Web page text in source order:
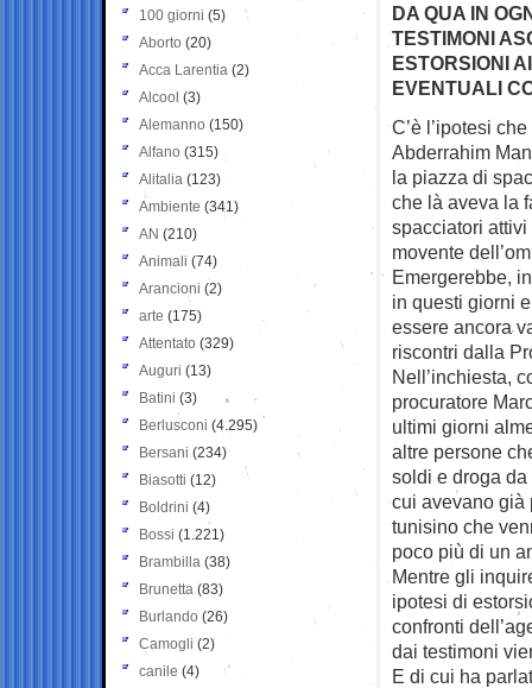
DA QUA IN
TESTIMONI
ESTORSIONI
EVENTUALI
C’è l’ipotesi
Abderrahim
la piazza di
che là aveva la
spacciatori
movente
Emergerebbe,
in questi giorni
essere ancora
riscontri dalla
Nell’inchiesta,
procuratore
ultimi giorni
altre persone
soldi e droga da
cui avevano già
tunisino che
poco più di un
Mentre gli
ipotesi di
confronti
dai testimoni
E di cui ha
100 giorni (5)
Aborto (20)
Acca Larentia (2)
Alcool (3)
Alemanno (150)
Alfano (315)
Alitalia (123)
Ambiente (341)
AN (210)
Animali (74)
Arancioni (2)
arte (175)
Attentato (329)
Auguri (13)
Batini (3)
Berlusconi (4.295)
Bersani (234)
Biasotti (12)
Boldrini (4)
Bossi (1.221)
Brambilla (38)
Brunetta (83)
Burlando (26)
Camogli (2)
canile (4)